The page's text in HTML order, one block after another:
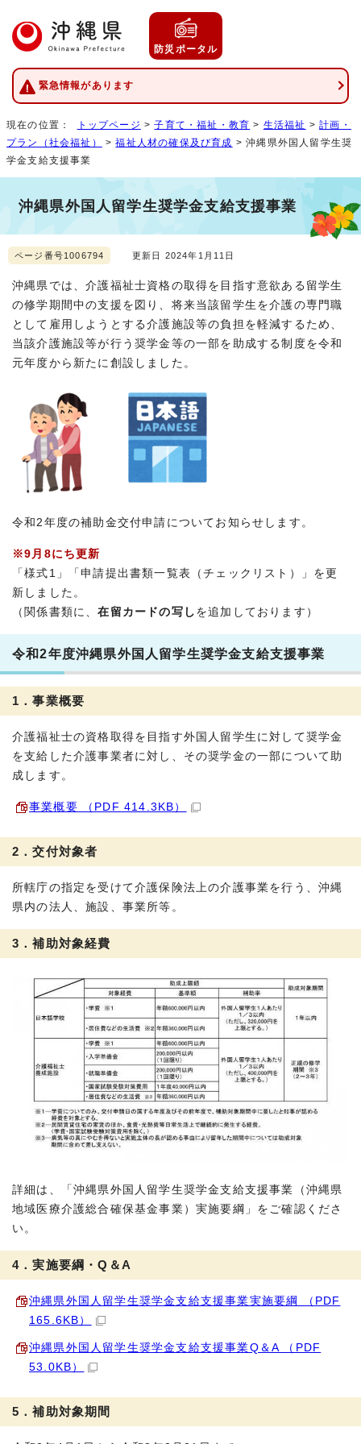
防災ポータル
緊急情報があります
現在の位置： トップページ >子育て・福祉・教育 > 生活福祉 >計画・
プラン（社会福祉）
>福祉人材の確保及び育成 > 沖縄県外国人留学生奨
学金支給支援事業
沖縄県外国人留学生奨学金支給支援事業
ページ番号1006794 更新日 2024年1月11日
沖縄県では、介護福祉士資格の取得を目指す意欲ある留学生
の修学期間中の支援を図り、将来当該留学生を介護の専門職
として雇用しようとする介護施設等の負担を軽減するため、
当該介護施設等が行う奨学金等の一部を助成する制度を令和
元年度から新たに創設しました。
令和2年度の補助金交付申請についてお知らせします。
※9月8にち更新
「様式1」「申請提出書類一覧表（チェックリスト）」を更
新しました。
（関係書類に、在留カードの写し を追加しております）
令和2年度沖縄県外国人留学生奨学金支給支援事業
1．事業概要
介護福祉士の資格取得を目指す外国人留学生に対して奨学金
を支給した介護事業者に対し、その奨学金の一部について助
成します。
事業概要 （PDF 414.3KB）
2．交付対象者
所轄庁の指定を受けて介護保険法上の介護事業を行う、沖縄
県内の法人、施設、事業所等。
3．補助対象経費
詳細は、「沖縄県外国人留学生奨学金支給支援事業（沖縄県
地域医療介護総合確保基金事業）実施要綱」をご確認くださ
い。
4．実施要綱・Q＆A
沖縄県外国人留学生奨学金支給支援事業実施要綱 （PDF
165.6KB）
沖縄県外国人留学生奨学金支給支援事業Q＆A （PDF
53.0KB）
5．補助対象期間